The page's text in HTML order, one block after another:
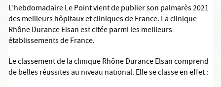
L’hebdomadaire Le Point vient de publier son palmarès 2021
des meilleurs hôpitaux et cliniques de France. La clinique
Rhône Durance Elsan est citée parmi les meilleurs
établissements de France.
Le classement de la clinique Rhône Durance Elsan comprend
de belles réussites au niveau national. Elle se classe en effet :